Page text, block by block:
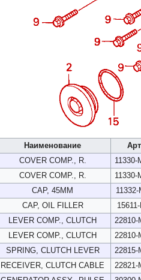
Наименование
COVER COMP., R.
11330-
COVER COMP., R.
11330-
CAP, 45MM
CAP, OIL FILLER
LEVER COMP., CLUTCH
22810-
LEVER COMP., CLUTCH
22810-
SPRING, CLUTCH LEVER
22815-
RECEIVER, CLUTCH CABLE
22821-